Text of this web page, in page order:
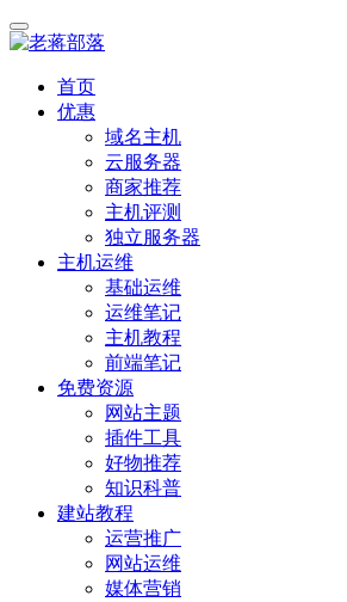
首页
优惠
域名主机
云服务器
商家推荐
主机评测
独立服务器
主机运维
基础运维
运维笔记
主机教程
前端笔记
免费资源
网站主题
插件工具
好物推荐
知识科普
建站教程
运营推广
网站运维
媒体营销